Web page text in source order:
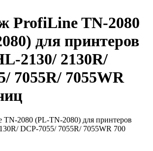
ProfiLine TN-2080
для принтеров
2130/ 2130R/
7055R/ 7055WR
2080 (PL-TN-2080) для принтеров
DCP-7055/ 7055R/ 7055WR 700